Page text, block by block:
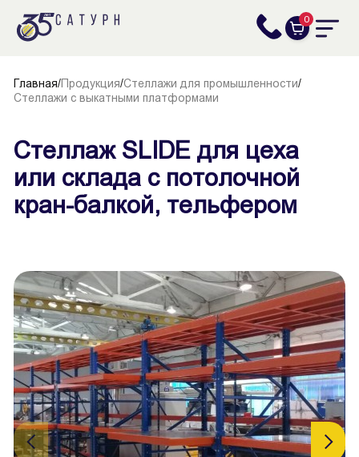
0
Главная/Продукция/Стеллажи для промышленности/
Стеллажи с выкатными платформами
Стеллаж SLIDE для цеха
или склада с потолочной
кран-балкой, тельфером